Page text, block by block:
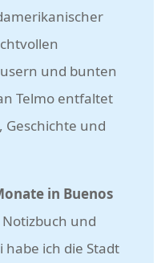
und bunten
Telmo entfaltet
Geschichte und
in Buenos
und
habe ich die Stadt